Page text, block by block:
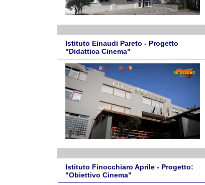
Istituto Einaudi Pareto - Progetto
"Didattica Cinema"
Istituto Finocchiaro Aprile - Progetto:
"Obiettivo Cinema"